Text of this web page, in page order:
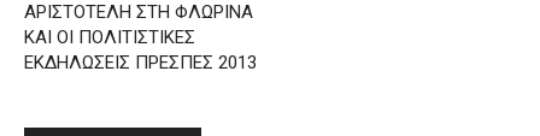
ΑΡΙΣΤΟΤΕΛΗ ΣΤΗ ΦΛΩΡΙΝΑ
ΚΑΙ ΟΙ ΠΟΛΙΤΙΣΤΙΚΕΣ
ΕΚΔΗΛΩΣΕΙΣ ΠΡΕΣΠΕΣ 2013